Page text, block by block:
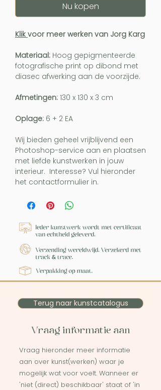
Nu kopen
Klik voor meer werken van Jorg Karg
Materiaal: Hoog gepigmenteerde
fotografische print op dibond met
diasec afwerking aan de voorzijde.
Afmetingen: 130 x 130 x 3 cm
Oplage: 6 + 2 EA
Wij bieden geheel vrijblijvend een
Photoshop-service aan en plaatsen
met liefde kunstwerken in jouw
interieur. Interesse? Vul hieronder
het contactformulier in.
Terug naar kunstcatalogus
Vraag informatie aan
Vraag hieronder meer informatie
aan over kunst(werken) waar je
mogelijk wat voor voelt. Wanneer er
'niet (direct) beschikbaar' staat of 'in